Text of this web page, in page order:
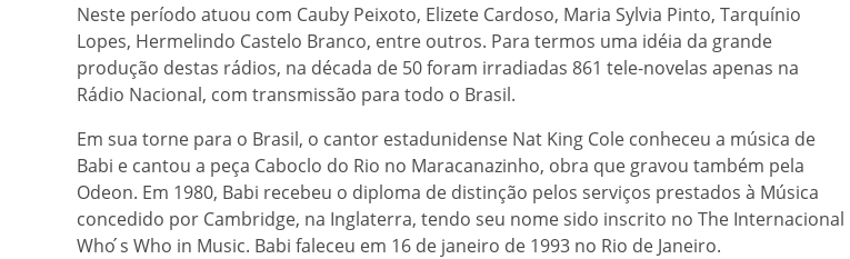
Neste período atuou com Cauby Peixoto, Elizete Cardoso, Maria Sylvia Pinto, Tarquínio
Lopes, Hermelindo Castelo Branco, entre outros. Para termos uma idéia da grande
produção destas rádios, na década de 50 foram irradiadas 861 tele-novelas apenas na
Rádio Nacional, com transmissão para todo o Brasil.
Em sua torne para o Brasil, o cantor estadunidense Nat King Cole conheceu a música de
Babi e cantou a peça Caboclo do Rio no Maracanazinho, obra que gravou também pela
Odeon. Em 1980, Babi recebeu o diploma de distinção pelos serviços prestados à Música
concedido por Cambridge, na Inglaterra, tendo seu nome sido inscrito no The Internacional
Who ́s Who in Music. Babi faleceu em 16 de janeiro de 1993 no Rio de Janeiro.